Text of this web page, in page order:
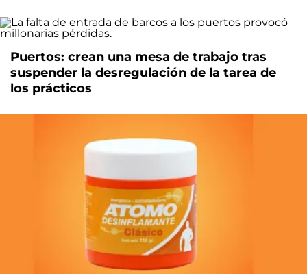
Puertos: crean una mesa de trabajo tras
suspender la desregulación de la tarea de
los prácticos